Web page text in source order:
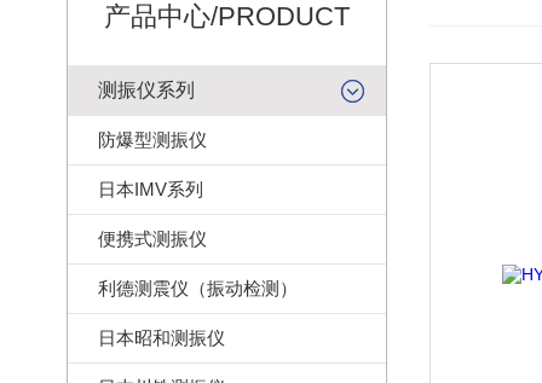
产品中心/PRODUCT
测振仪系列
防爆型测振仪
日本IMV系列
便携式测振仪
利德测震仪（振动检测）
日本昭和测振仪